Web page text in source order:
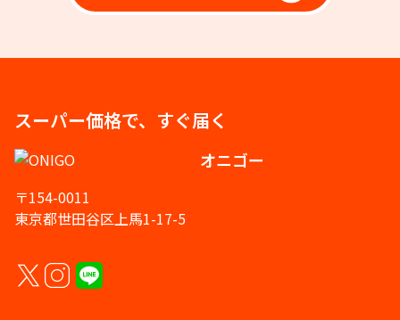
スーパー価格で、すぐ届く
オニゴー
〒154-0011
東京都世田谷区上馬1-17-5